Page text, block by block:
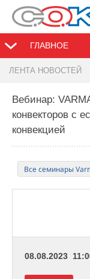
ГЛАВНОЕ
ЛЕНТА НОВОСТЕЙ
Вебинар:
конвекторов с
конвекцией
Все семинары
08.08.2023